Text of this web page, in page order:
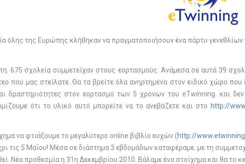
όλης της Ευρώπης κλήθηκαν να πραγματοποιήσουν ένα πάρτυ
675 σχολεία συμμετείχαν στους εορτασμούς. Ανάμεσα σε αυτά 39
που μας στείλατε. Θα τα βρείτε όλα ανηρτημένα στον ειδικό χώρο
δραστηριότητες στον εορτασμό των 5 χρόνων του eTwinning. και
ότι το υλικό αυτό μπορείτε να το ανεβάζετε και στο http://
να φτιάξουμε το μεγαλύτερο online βιβλίο ευχών (http://
τις 5 Μαΐου! Μέσα σε διάστημα 3 εβδομάδων καταφέραμε. με τη
Νέα προθεσμία η 31η Δεκεμβρίου 2010. Βάλαμε ένα στοίχημα και θα το